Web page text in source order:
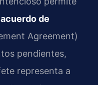
acuerdo de
Agreement)
pendientes,
representa a